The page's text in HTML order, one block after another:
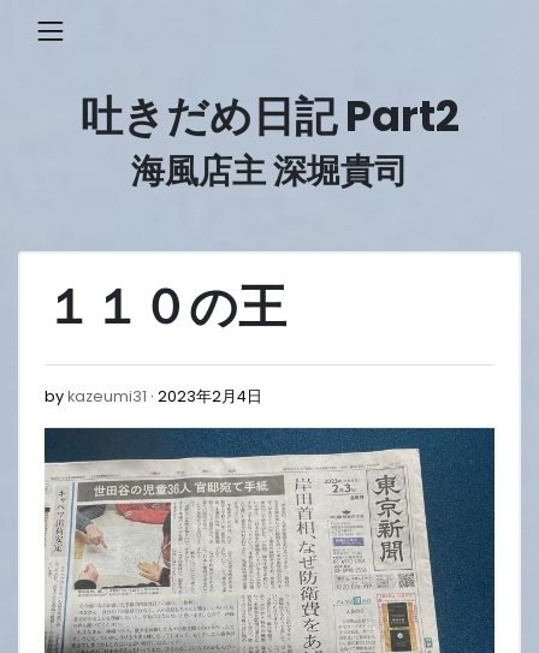
吐きだめ日記 Part2
海風店主 深堀貴司
１１０の王
bykazeumi31 2023年2月4日
2
月
4
日